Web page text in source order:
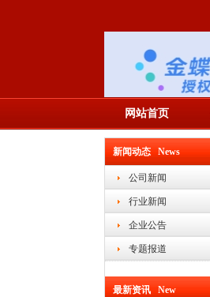
网站首页
新闻动态 News
公司新闻
行业新闻
企业公告
专题报道
最新资讯 New